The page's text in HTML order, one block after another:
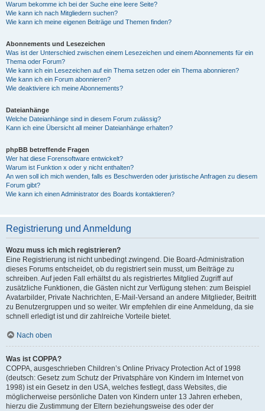
Warum bekomme ich bei der Suche eine leere Seite?
Wie kann ich nach Mitgliedern suchen?
Wie kann ich meine eigenen Beiträge und Themen finden?
Abonnements und Lesezeichen
Was ist der Unterschied zwischen einem Lesezeichen und einem Abonnements für ein
Thema oder Forum?
Wie kann ich ein Lesezeichen auf ein Thema setzen oder ein Thema abonnieren?
Wie kann ich ein Forum abonnieren?
Wie deaktiviere ich meine Abonnements?
Dateianhänge
Welche Dateianhänge sind in diesem Forum zulässig?
Kann ich eine Übersicht all meiner Dateianhänge erhalten?
phpBB betreffende Fragen
Wer hat diese Forensoftware entwickelt?
Warum ist Funktion x oder y nicht enthalten?
An wen soll ich mich wenden, falls es Beschwerden oder juristische Anfragen zu diesem
Forum gibt?
Wie kann ich einen Administrator des Boards kontaktieren?
Registrierung und Anmeldung
Wozu muss ich mich registrieren?
Eine Registrierung ist nicht unbedingt zwingend. Die Board-Administration
dieses Forums entscheidet, ob du registriert sein musst, um Beiträge zu
schreiben. Auf jeden Fall erhältst du als registriertes Mitglied Zugriff auf
zusätzliche Funktionen, die Gästen nicht zur Verfügung stehen: zum Beispiel
Avatarbilder, Private Nachrichten, E-Mail-Versand an andere Mitglieder, Beitritt
zu Benutzergruppen und so weiter. Wir empfehlen dir eine Anmeldung, da sie
schnell erledigt ist und dir zahlreiche Vorteile bietet.
Nach oben
Was ist COPPA?
COPPA, ausgeschrieben Children’s Online Privacy Protection Act of 1998
(deutsch: Gesetz zum Schutz der Privatsphäre von Kindern im Internet von
1998) ist ein Gesetz in den USA, welches festlegt, dass Websites, die
möglicherweise persönliche Daten von Kindern unter 13 Jahren erheben,
hierzu die Zustimmung der Eltern beziehungsweise des oder der